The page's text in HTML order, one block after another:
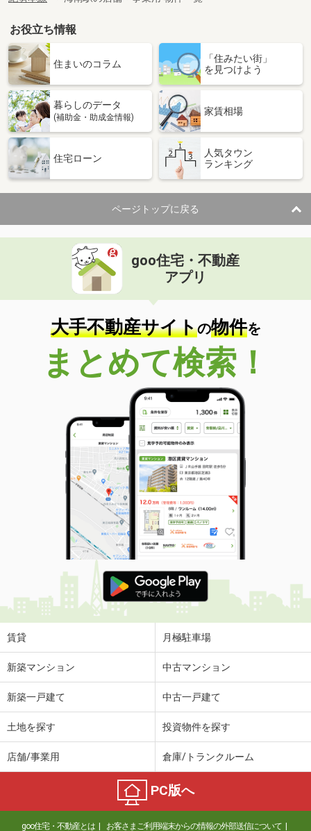
お役立ち情報
住まいのコラム
「住みたい街」
を見つけよう
暮らしのデータ
(補助金・助成金情報)
家賃相場
住宅ローン
人気タウン
ランキング
ページトップに戻る
goo住宅・不動産
アプリ
大手不動産サイトの物件を
まとめて検索！
賃貸 月極駐車場
新築マンション 中古マンション
新築一戸建て 中古一戸建て
土地を探す 投資物件を探す
店舗/事業用 倉庫/トランクルーム
PC版へ
goo住宅・不動産とは お客さまご利用端末からの情報の外部送信について